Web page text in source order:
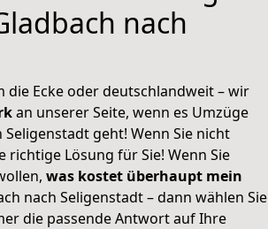
nach
die Ecke oder deutschlandweit – wir
an unserer Seite, wenn es Umzüge
geht! Wenn Sie nicht
richtige Lösung für Sie! Wenn Sie
was kostet überhaupt mein
nach Seligenstadt – dann wählen Sie
die passende Antwort auf Ihre